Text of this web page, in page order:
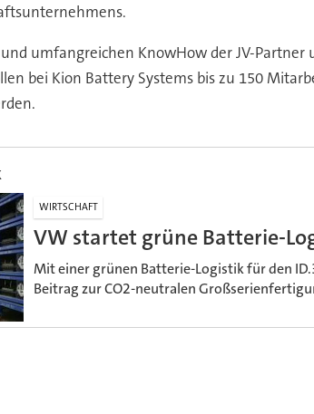
umfangreichen KnowHow der JV-
bei Kion Battery Systems bis zu 150
WIRTSCHAFT
VW startet grüne Batterie-
Mit einer grünen Batterie-Logistik für den
Beitrag zur CO2-neutralen